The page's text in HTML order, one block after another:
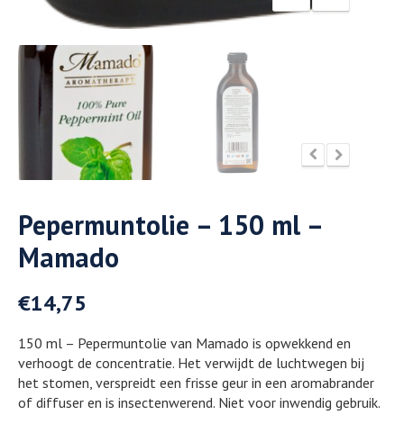
Pepermuntolie – 150 ml –
Mamado
€14,75
150 ml – Pepermuntolie van Mamado is opwekkend en
verhoogt de concentratie. Het verwijdt de luchtwegen bij
het stomen, verspreidt een frisse geur in een aromabrander
of diffuser en is insectenwerend. Niet voor inwendig gebruik.